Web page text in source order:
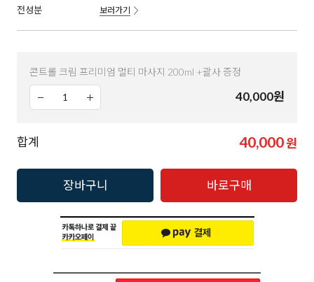
전성분 보러가기
콘트롤 크림 프리미엄 멀티 마사지 200ml +괄사 증정
40,000원
합계 40,000원
장바구니 바로구매